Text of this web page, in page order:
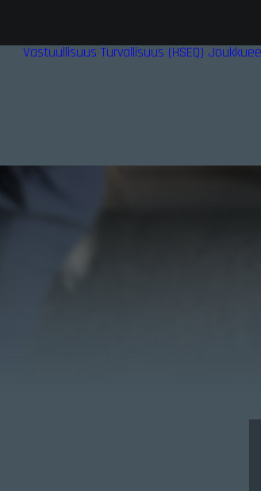
Vastuullisuus Turvallisuus (HSEQ)